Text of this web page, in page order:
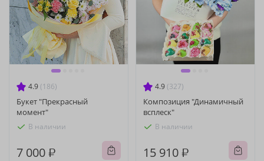
4.9 (186)
Букет "Прекрасный
момент"
В наличии
7 000 ₽
4.9 (327)
Композиция "Динамичный
всплеск"
В наличии
15 910 ₽